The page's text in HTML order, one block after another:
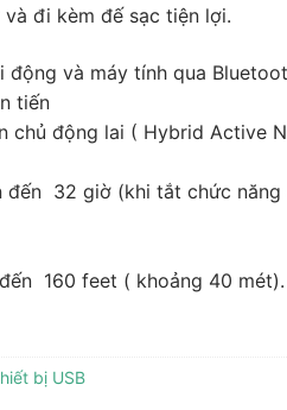
đi kèm đế sạc tiện lợi.
động và máy tính qua
tiến
chủ động lai ( Hybrid Active
đến 32 giờ(khi tắt chức năng
160 feet ( khoảng 40 mét).
bị USB